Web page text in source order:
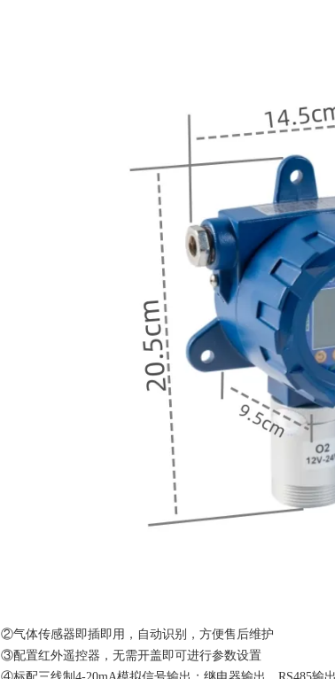
②气体传感器即插即用，自动识别，方便售后维护
③配置红外遥控器，无需开盖即可进行参数设置